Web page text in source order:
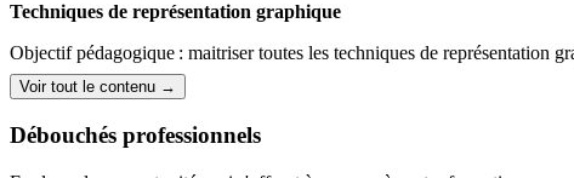
Techniques de représentation graphique
Objectif pédagogique : maitriser toutes les techniques de représentation
Dessin à main levée (rough, perspective...)
Sketchup
Voir tout le contenu →
Débouchés professionnels